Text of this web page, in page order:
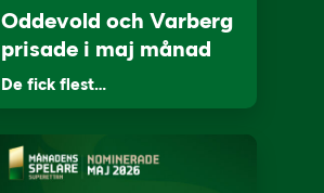
Oddevold och Varberg
prisade i maj månad
De fick flest…